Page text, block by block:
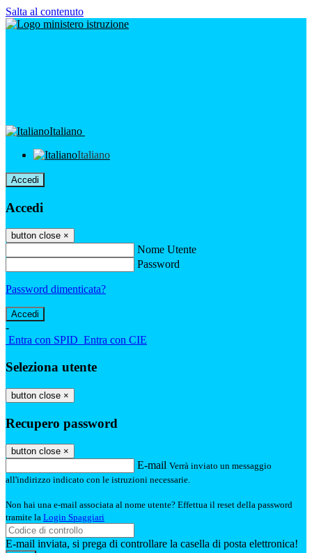
Salta al contenuto
Italiano
Italiano
Accedi
Accedi
button close ×
Nome Utente
Password
Password dimenticata?
-
Entra con SPID Entra con CIE
Seleziona utente
button close ×
Recupero password
button close ×
E-mail Verrà inviato un messaggio
all'indirizzo indicato con le istruzioni necessarie.
Non hai una e-mail associata al nome utente? Effettua il reset della password
tramite la Login Spaggiari
E-mail inviata, si prega di controllare la casella di posta elettronica!